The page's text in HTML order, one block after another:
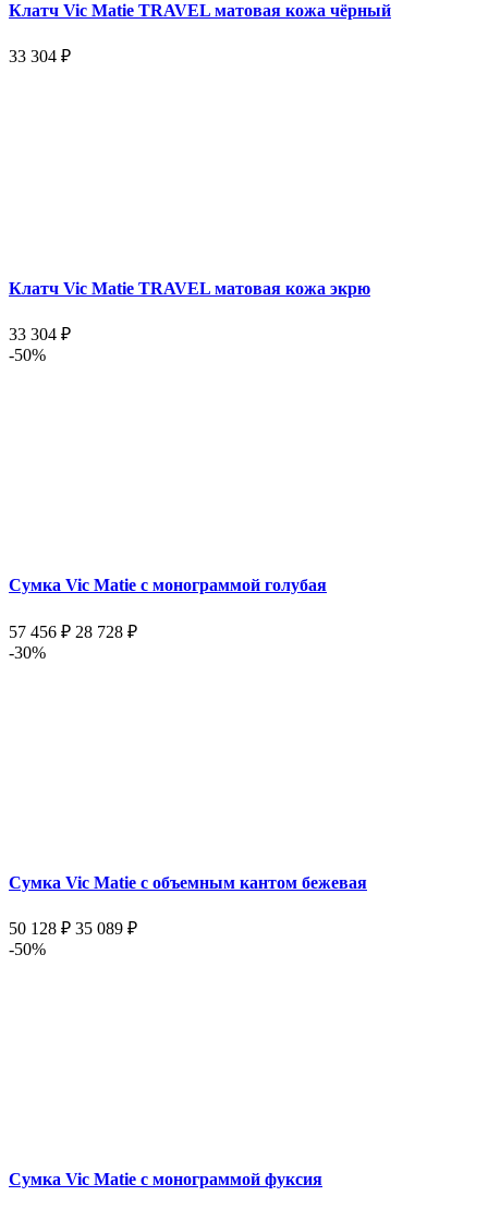
Клатч Vic Matie TRAVEL матовая кожа чёрный
33 304 ₽
Клатч Vic Matie TRAVEL матовая кожа экрю
33 304 ₽
-50%
Сумка Vic Matie с монограммой голубая
57 456 ₽ 28 728 ₽
-30%
Сумка Vic Matie с объемным кантом бежевая
50 128 ₽ 35 089 ₽
-50%
Сумка Vic Matie с монограммой фуксия